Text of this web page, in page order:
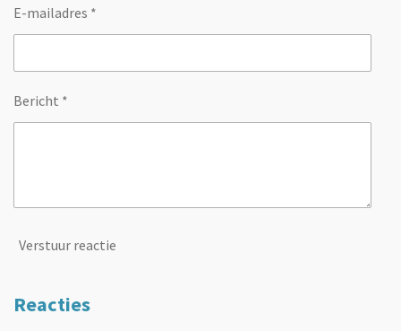
E-mailadres *
Bericht *
Verstuur reactie
Reacties